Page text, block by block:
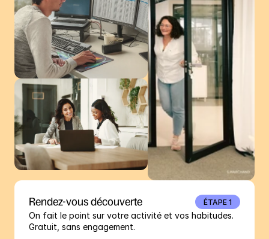
Rendez-vous découverte ÉTAPE 1
On fait le point sur votre activité et vos habitudes.
Gratuit, sans engagement.